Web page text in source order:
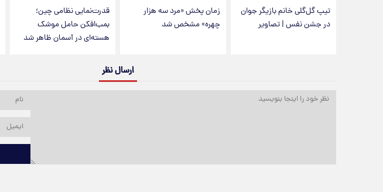
تیپ گل‌گلی خانم بازیگر جوان
در جشن نفس | تصاویر
زمان پخش «مرد سه هزار
چهره» مشخص شد
قدرت‌نمایی نظامی چین؛
بمب‌افکن حامل موشک
هسته‌ای در آسمان ظاهر شد
ارسال نظر